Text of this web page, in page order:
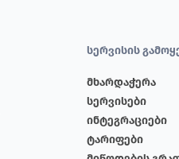
სერვისის
მხარდაჭერა
სერვისები
ინტეგრაციები
ტარიფები